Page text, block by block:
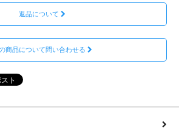
返品について
商品について問い合わせる